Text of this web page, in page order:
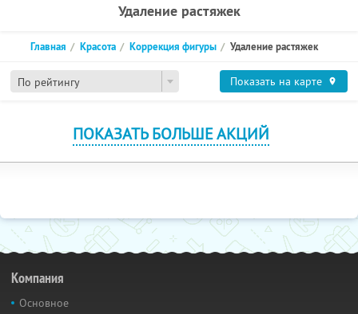
Удаление растяжек
По рейтингу
Главная Красота Коррекция фигуры Удаление растяжек
Показать на карте
ПОКАЗАТЬ БОЛЬШЕ АКЦИЙ
Компания
Основное